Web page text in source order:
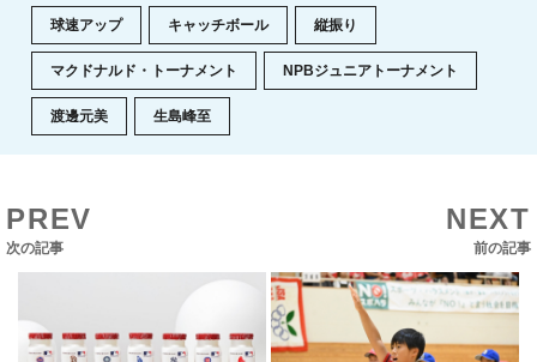
球速アップ キャッチボール 縦振り
マクドナルド・トーナメント NPBジュニアトーナメント
渡邊元美 生島峰至
PREV
次の記事
NEXT
前の記事